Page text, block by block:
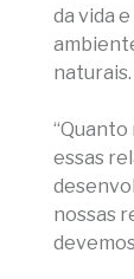
da vida
naturais.
essas
nossas